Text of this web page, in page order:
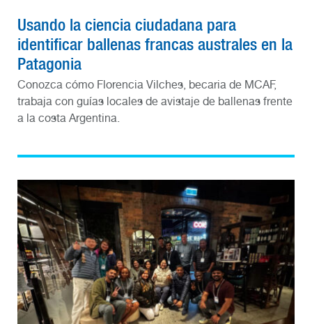
Usando la ciencia ciudadana para
identificar ballenas francas australes en la
Patagonia
Conozca cómo Florencia Vilches, becaria de MCAF,
trabaja con guías locales de avistaje de ballenas frente
a la costa Argentina.